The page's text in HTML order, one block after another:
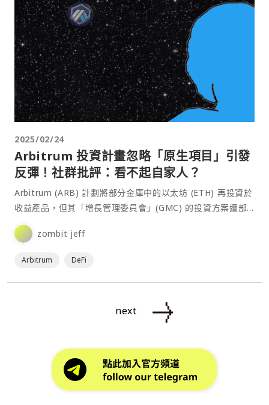
2025/02/24
Arbitrum 投資計畫忽略「原生項目」引發
反彈！社群批評：看不起自家人？
Arbitrum (ARB) 計劃將部分金庫中的以太坊 (ETH) 再投資於
收益產品，但其「增長管理委員會」(GMC) 的投資方案遭部
分 DAO 代表質疑，認為決策⋯
zombit jeff
Arbitrum DeFi
next